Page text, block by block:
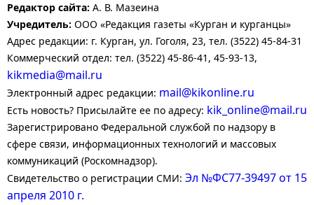
Редактор сайта: А. В. Мазеина
Учредитель: ООО «Редакция газеты «Курган и курганцы»
Адрес редакции: г. Курган, ул. Гоголя, 23, тел. (3522) 45-84-31
Коммерческий отдел: тел. (3522) 45-86-41, 45-93-13,
kikmedia@mail.ru
Электронный адрес редакции: mail@kikonline.ru
Есть новость? Присылайте ее по адресу: kik_online@mail.ru
Зарегистрировано Федеральной службой по надзору в
сфере связи, информационных технологий и массовых
коммуникаций (Роскомнадзор).
Свидетельство о регистрации СМИ: Эл №ФС77-39497 от 15
апреля 2010 г.